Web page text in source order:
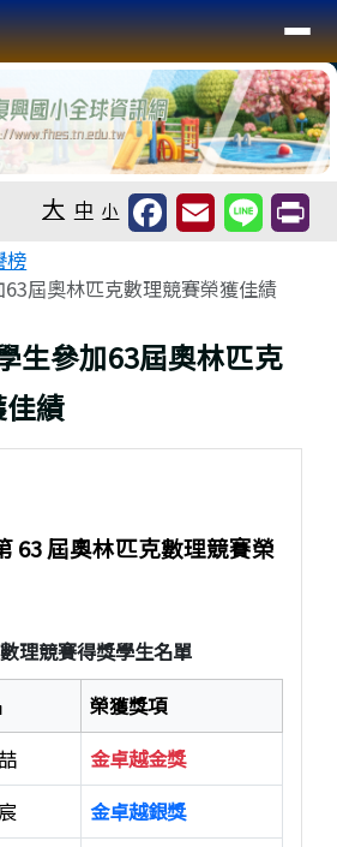
全球資訊網
大 中 小
榜
屆奧林匹克數理競賽榮獲佳績
生參加63屆奧林匹克
績
63 屆奧林匹克數理競賽榮
理競賽得獎學生名單
榮獲獎項
金卓越金獎
金卓越銀獎